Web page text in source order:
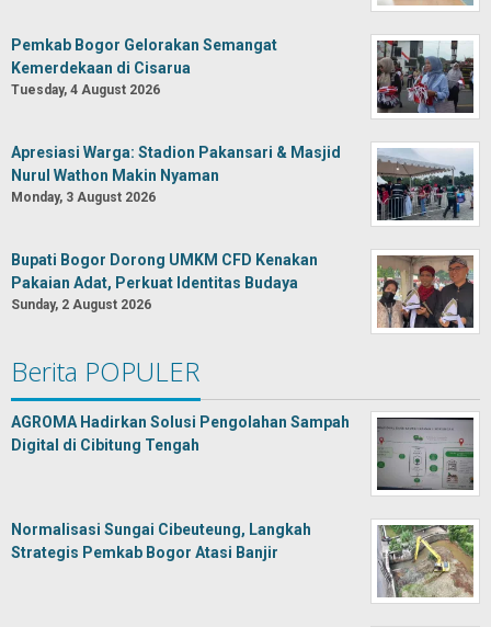
Pemkab Bogor Gelorakan Semangat
Kemerdekaan di Cisarua
Tuesday, 4 August 2026
Apresiasi Warga: Stadion Pakansari & Masjid
Nurul Wathon Makin Nyaman
Monday, 3 August 2026
Bupati Bogor Dorong UMKM CFD Kenakan
Pakaian Adat, Perkuat Identitas Budaya
Sunday, 2 August 2026
Berita POPULER
AGROMA Hadirkan Solusi Pengolahan Sampah
Digital di Cibitung Tengah
Normalisasi Sungai Cibeuteung, Langkah
Strategis Pemkab Bogor Atasi Banjir